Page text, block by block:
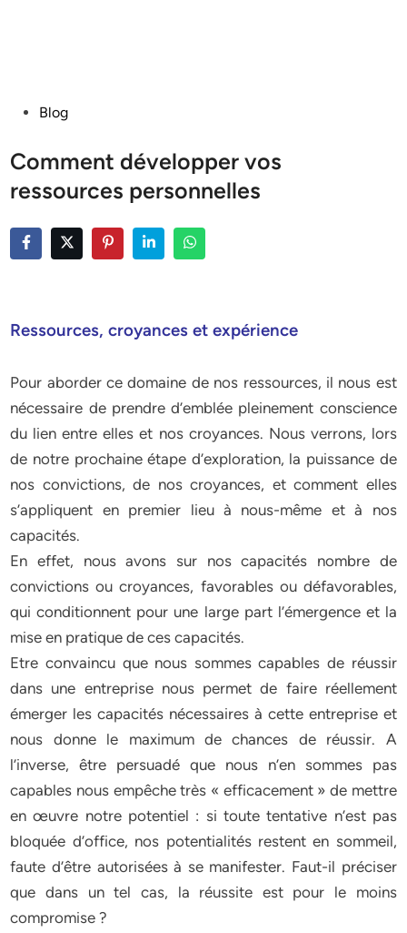
PostedBlog
Comment développer vos
ressources personnelles
Ressources, croyances et expérience
Pour aborder ce domaine de nos ressources, il nous est
nécessaire de prendre d’emblée pleinement conscience
du lien entre elles et nos croyances. Nous verrons, lors
de notre prochaine étape d’exploration, la puissance de
nos convictions, de nos croyances, et comment elles
s’appliquent en premier lieu à nous-même et à nos
capacités.
En effet, nous avons sur nos capacités nombre de
convictions ou croyances, favorables ou défavorables,
qui conditionnent pour une large part l’émergence et la
mise en pratique de ces capacités.
Etre convaincu que nous sommes capables de réussir
dans une entreprise nous permet de faire réellement
émerger les capacités nécessaires à cette entreprise et
nous donne le maximum de chances de réussir. A
l’inverse, être persuadé que nous n’en sommes pas
capables nous empêche très « efficacement » de mettre
en œuvre notre potentiel : si toute tentative n’est pas
bloquée d’office, nos potentialités restent en sommeil,
faute d’être autorisées à se manifester. Faut-il préciser
que dans un tel cas, la réussite est pour le moins
compromise ?